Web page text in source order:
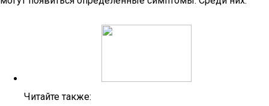
Читайте также: